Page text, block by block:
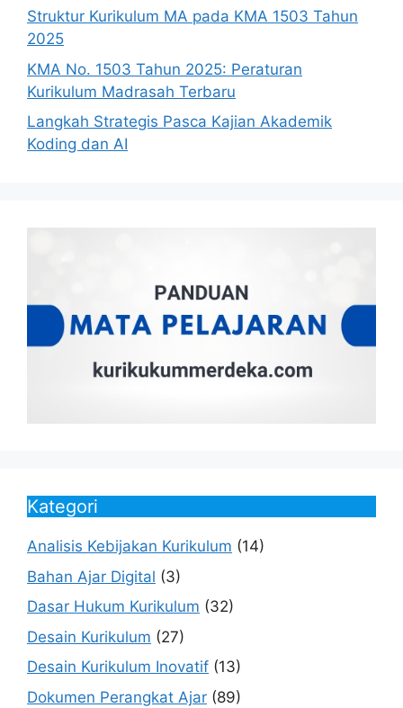
Struktur Kurikulum MA pada KMA 1503 Tahun
2025
KMA No. 1503 Tahun 2025: Peraturan
Kurikulum Madrasah Terbaru
Langkah Strategis Pasca Kajian Akademik
Koding dan AI
Kategori
Analisis Kebijakan Kurikulum (14)
Bahan Ajar Digital (3)
Dasar Hukum Kurikulum (32)
Desain Kurikulum (27)
Desain Kurikulum Inovatif (13)
Dokumen Perangkat Ajar (89)